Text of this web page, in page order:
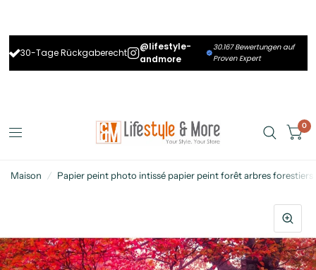
30-Tage Rückgaberecht
@lifestyle-
andmore
30.167 Bewertungen auf
Proven Expert
0
Maison / Papier peint photo intissé papier peint forêt arbres